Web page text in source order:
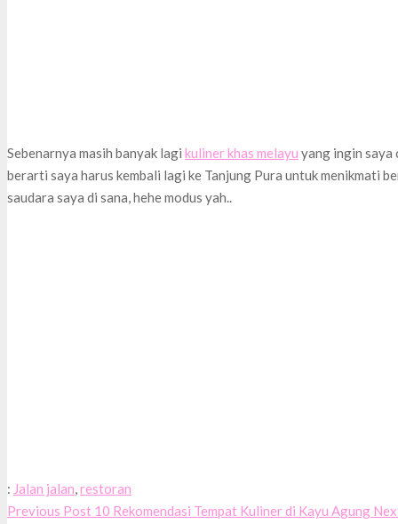
Sebenarnya masih banyak lagi kuliner khas melayu yang ingin
berarti saya harus kembali lagi ke Tanjung Pura untuk menikmati
saudara saya di sana, hehe modus yah..
: Jalan jalan,restoran
Previous Post 10 Rekomendasi Tempat Kuliner di Kayu Agung